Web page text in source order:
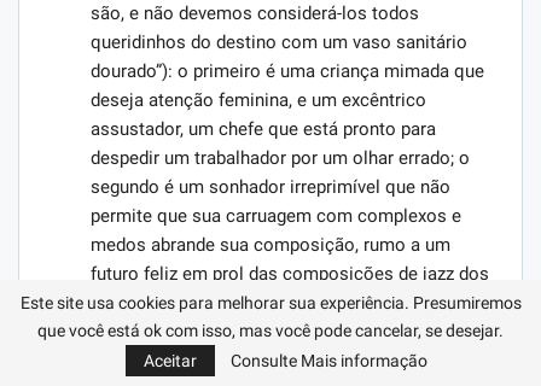
são, e não devemos considerá-los todos
queridinhos do destino com um vaso sanitário
dourado”): o primeiro é uma criança mimada que
deseja atenção feminina, e um excêntrico
assustador, um chefe que está pronto para
despedir um trabalhador por um olhar errado; o
segundo é um sonhador irreprimível que não
permite que sua carruagem com complexos e
medos abrande sua composição, rumo a um
futuro feliz em prol das composições de jazz dos
anos 30-40, processadas por Howard Shore de
decorações retrô de alta qualidade com modelos
de aviões da época, cafés e estúdios de cinema
Este site usa cookies para melhorar sua experiência. Presumiremos
que você está ok com isso, mas você pode cancelar, se desejar.
Aceitar
Consulte Mais informação